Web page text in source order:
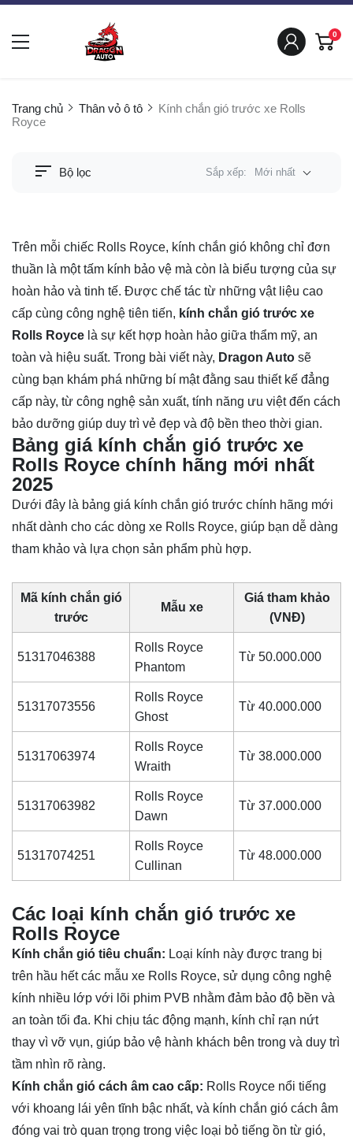
0
Trang chủ Thân vỏ ô tô
Kính chắn gió trước xe Rolls
Royce
Bộ lọc Sắp xếp: Mới nhất
Trên mỗi chiếc Rolls Royce, kính chắn gió không chỉ đơn
thuần là một tấm kính bảo vệ mà còn là biểu tượng của sự
hoàn hảo và tinh tế. Được chế tác từ những vật liệu cao
cấp cùng công nghệ tiên tiến, kính chắn gió trước xe
Rolls Royce là sự kết hợp hoàn hảo giữa thẩm mỹ, an
toàn và hiệu suất. Trong bài viết này, Dragon Auto sẽ
cùng bạn khám phá những bí mật đằng sau thiết kế đẳng
cấp này, từ công nghệ sản xuất, tính năng ưu việt đến cách
bảo dưỡng giúp duy trì vẻ đẹp và độ bền theo thời gian.
Bảng giá kính chắn gió trước xe
Rolls Royce chính hãng mới nhất
2025
Dưới đây là bảng giá kính chắn gió trước chính hãng mới
nhất dành cho các dòng xe Rolls Royce, giúp bạn dễ dàng
tham khảo và lựa chọn sản phẩm phù hợp.
Mã kính chắn gió
trước
Mẫu xe
Giá tham khảo
(VNĐ)
51317046388
Rolls Royce
Phantom
Từ 50.000.000
51317073556
Rolls Royce
Ghost
Từ 40.000.000
51317063974
Rolls Royce
Wraith
Từ 38.000.000
51317063982
Rolls Royce
Dawn
Từ 37.000.000
51317074251
Rolls Royce
Cullinan
Từ 48.000.000
Các loại kính chắn gió trước xe
Rolls Royce
Kính chắn gió tiêu chuẩn: Loại kính này được trang bị
trên hầu hết các mẫu xe Rolls Royce, sử dụng công nghệ
kính nhiều lớp với lõi phim PVB nhằm đảm bảo độ bền và
an toàn tối đa. Khi chịu tác động mạnh, kính chỉ rạn nứt
thay vì vỡ vụn, giúp bảo vệ hành khách bên trong và duy trì
tầm nhìn rõ ràng.
Kính chắn gió cách âm cao cấp: Rolls Royce nổi tiếng
với khoang lái yên tĩnh bậc nhất, và kính chắn gió cách âm
đóng vai trò quan trọng trong việc loại bỏ tiếng ồn từ gió,